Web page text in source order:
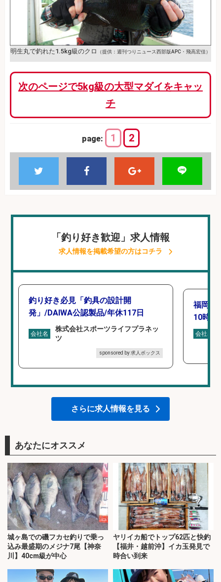
明生丸で釣れた1.5kg級のクロ （提供：週刊つりニュース西部版APC・飛高宏佳）
次のページで5kg級の大型マダイをキャッ
チ
page: 1 2
「釣り好き歓迎」求人情報
求人情報を掲載希望の方はコチラ
釣り好き必見「釣具の設計開
発」/DAIWA公認製品/年休117日
会社名
株式会社スポーツライフプラネッ
ツ
sponsored by 求人ボックス
福岡「
10時間
会社名
さらに求人情報を見る
あなたにオススメ
城ヶ島での磯フカセ釣りで乗っ
込み最盛期のメジナ7尾【神奈
川】40cm級が中心
ヤリイカ船でトップ62匹と快釣
【福井・越前沖】イカ玉発見で
時合い到来